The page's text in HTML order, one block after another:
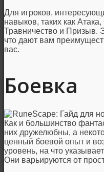
Для игроков,
навыков, таких как
Травничество и Призыв.
что дают вам
вас.
Боевка
Как и большинство
них дружелюбны, а
ценный боевой опыт и
уровень, на что
Они варьируются от